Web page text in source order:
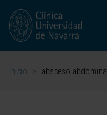
Inicio > absceso abdominal